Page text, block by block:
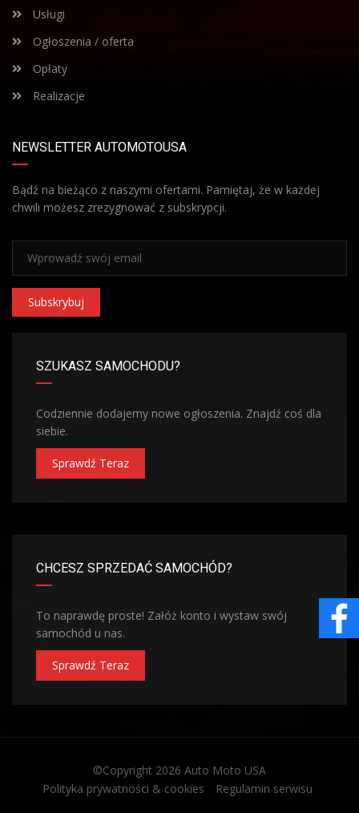
Usługi
Ogłoszenia / oferta
Opłaty
Realizacje
NEWSLETTER AUTOMOTOUSA
Bądź na bieżąco z naszymi ofertami. Pamiętaj, że w każdej
chwili możesz zrezygnować z subskrypcji.
Subskrybuj
SZUKASZ SAMOCHODU?
Codziennie dodajemy nowe ogłoszenia. Znajdź coś dla
siebie.
Sprawdź Teraz
CHCESZ SPRZEDAĆ SAMOCHÓD?
To naprawdę proste! Załóż konto i wystaw swój
samochód u nas.
Sprawdź Teraz
©Copyright 2026 Auto Moto USA
Polityka prywatności & cookies
Regulamin serwisu